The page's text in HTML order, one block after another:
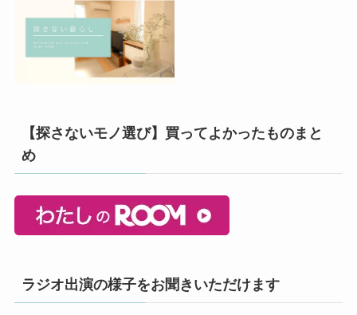
【探さないモノ選び】買ってよかったものまと
め
ラジオ出演の様子をお聞きいただけます